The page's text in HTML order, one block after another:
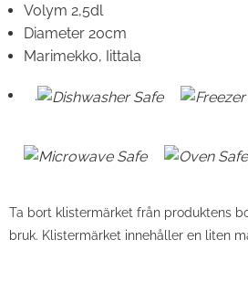
Volym 2,5dl
Diameter 20cm
Marimekko, Iittala
.
Ta bort klistermärket från produktens
bruk. Klistermärket innehåller en liten